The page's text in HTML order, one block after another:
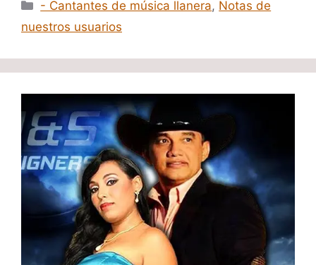
Categorías
- Cantantes de música llanera, Notas de
nuestros usuarios